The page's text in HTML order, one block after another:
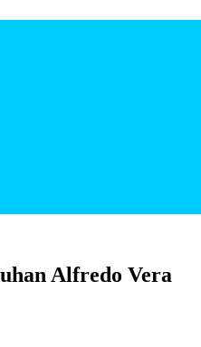
Alfredo Vera